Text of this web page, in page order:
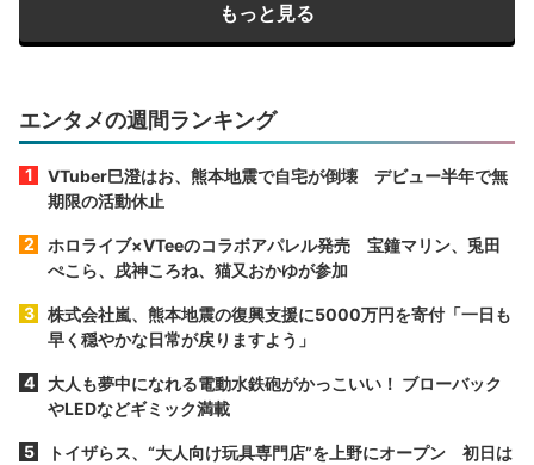
もっと見る
エンタメの週間ランキング
VTuber巳澄はお、熊本地震で自宅が倒壊 デビュー半年で無
期限の活動休止
ホロライブ×VTeeのコラボアパレル発売 宝鐘マリン、兎田
ぺこら、戌神ころね、猫又おかゆが参加
株式会社嵐、熊本地震の復興支援に5000万円を寄付「一日も
早く穏やかな日常が戻りますよう」
大人も夢中になれる電動水鉄砲がかっこいい！ ブローバック
やLEDなどギミック満載
トイザらス、“大人向け玩具専門店”を上野にオープン 初日は